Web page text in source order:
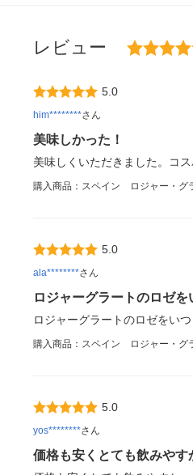
レビュー
5.0
him********さん
美味しかった！
美味しくいただきました。コ
購入商品：スペイン ロジャー
5.0
ala********さん
ロジャーグラートのロゼ
ロジャーグラートのロゼをい
購入商品：スペイン ロジャー
5.0
yos********さん
価格も安くとても飲みや